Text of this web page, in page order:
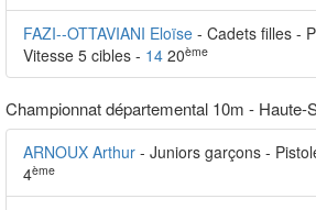
FAZI--OTTAVIANI Eloïse - Cadets filles -
Vitesse 5 cibles - 14 20ème
Championnat départemental 10m - Haute-
ARNOUX Arthur - Juniors garçons -
4ème